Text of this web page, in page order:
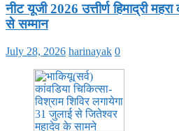
नीट यूजी 2026 उत्तीर्ण हिमाद्री
से सम्मान
July 28, 2026 harinayak 0